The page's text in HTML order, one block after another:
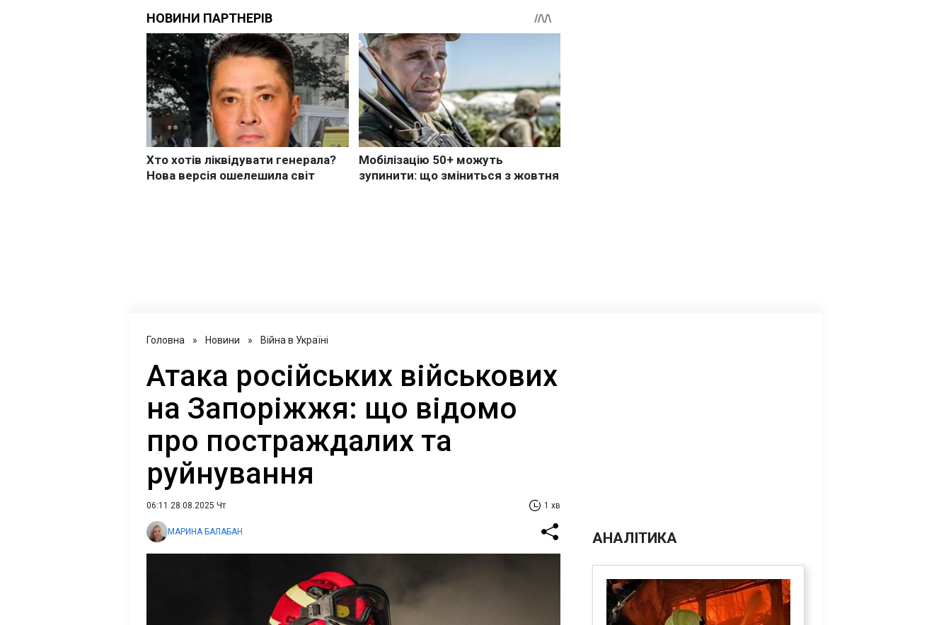
Головна » Новини » Війна в Україні
Атака російських військових
на Запоріжжя: що відомо
про постраждалих та
руйнування
06:11 28.08.2025 Чт 1 хв
МАРИНА БАЛАБАН АНАЛІТИКА